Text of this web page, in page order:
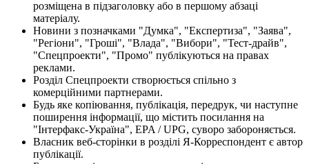
розміщена в підзаголовку або в першому абзаці
матеріалу.
Новини з позначками "Думка", "Експертиза", "Заява",
"Регіони", "Гроші", "Влада", "Вибори", "Тест-драйв",
"Спецпроекти", "Промо" публікуються на правах
реклами.
Розділ Спецпроекти створюється спільно з
комерційними партнерами.
Будь яке копіювання, публікація, передрук, чи наступне
поширення інформації, що містить посилання на
"Інтерфакс-Україна", EPA / UPG, суворо забороняється.
Власник веб-сторінки в розділі Я-Корреспондент є автор
публікації.